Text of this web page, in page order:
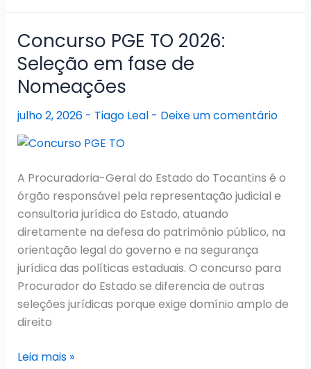
TO
2026:
Certame
de
Defensor
válido
Concurso PGE TO 2026:
Seleção em fase de
Nomeações
julho 2, 2026 - Tiago Leal - Deixe um comentário
A Procuradoria-Geral do Estado do Tocantins é o
órgão responsável pela representação judicial e
consultoria jurídica do Estado, atuando
diretamente na defesa do patrimônio público, na
orientação legal do governo e na segurança
jurídica das políticas estaduais. O concurso para
Procurador do Estado se diferencia de outras
seleções jurídicas porque exige domínio amplo de
direito
Concurso
Leia mais »